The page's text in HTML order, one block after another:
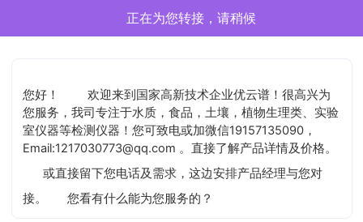
正在为您转接，请稍候
您好！
欢迎来到国家高新技术企业优云谱！很高兴为
您服务，我司专注于水质，食品，土壤，植物生理类、实验
室仪器等检测仪器！您可致电或加微信19157135090，
Email:1217030773@qq.com 。直接了解产品详情及价格。
或直接留下您电话及需求，这边安排产品经理与您对
接。
您看有什么能为您服务的？